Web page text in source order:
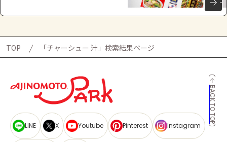
TOP 「チャーシュー 汁」検索結果ページ
BACK TO TOP
LINE X Youtube Pinterest Instagram